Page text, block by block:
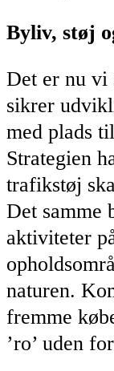
Byliv, støj
Det er nu vi
sikrer
med plads
Strategien
trafikstøj
Det samme
aktiviteter
naturen.
fremme
’ro’ uden